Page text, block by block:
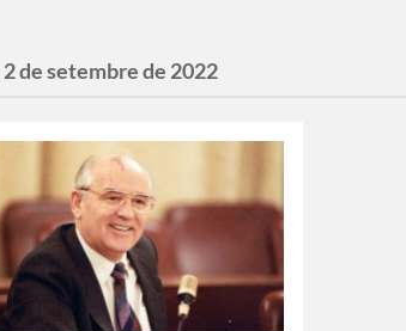
2 de setembre de 2022